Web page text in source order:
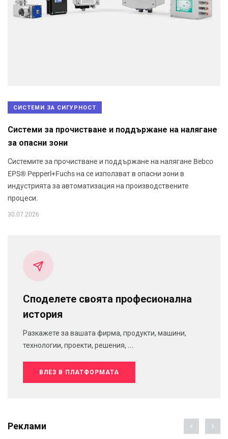
СИСТЕМИ ЗА СИГУРНОСТ
Системи за прочистване и поддържане на налягане
за опасни зони
Системите за прочистване и поддържане на налягане Bebco
EPS® Pepperl+Fuchs на се използват в опасни зони в
индустрията за автоматизация на производствените
процеси.
30.07.2026
Споделете своята професионална
история
Разкажете за вашата фирма, продукти, машини,
технологии, проекти, решения, ...
ВЛЕЗ В ПЛАТФОРМАТА
Реклами